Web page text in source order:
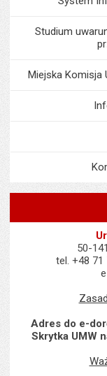
Studium
Miejska Komisja
50-
tel. +48 71
Adres do e-
Skrytka UMW